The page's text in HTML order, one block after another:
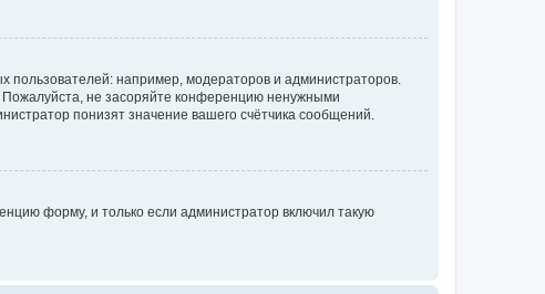
например, модераторов и администраторов.
не засоряйте конференцию ненужными
понизят значение вашего счётчика сообщений.
форму, и только если администратор включил такую